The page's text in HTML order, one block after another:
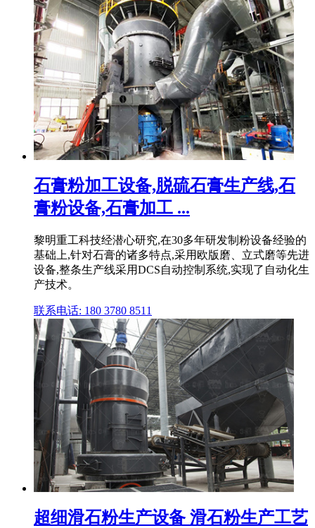
石膏粉加工设备,脱硫石膏生产线,石
膏粉设备,石膏加工 ...
黎明重工科技经潜心研究,在30多年研发制粉设备经验的
基础上,针对石膏的诸多特点,采用欧版磨、立式磨等先进
设备,整条生产线采用DCS自动控制系统,实现了自动化生
产技术。
联系电话: 180 3780 8511
超细滑石粉生产设备 滑石粉生产工艺